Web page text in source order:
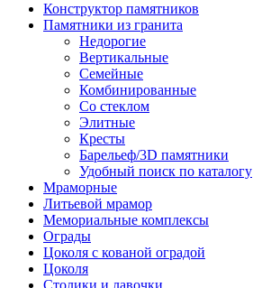
Конструктор памятников
Памятники из гранита
Недорогие
Вертикальные
Семейные
Комбинированные
Со стеклом
Элитные
Кресты
Барельеф/3D памятники
Удобный поиск по каталогу
Мраморные
Литьевой мрамор
Мемориальные комплексы
Ограды
Цоколя с кованой оградой
Цоколя